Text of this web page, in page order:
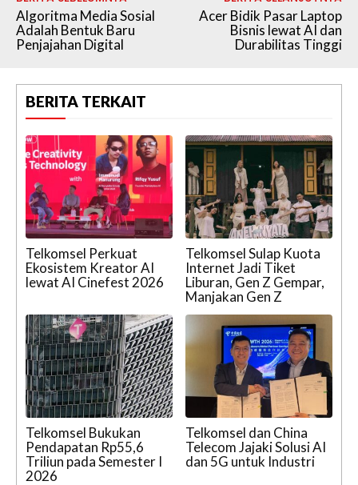
Algoritma Media Sosial
Adalah Bentuk Baru
Penjajahan Digital
Acer Bidik Pasar Laptop
Bisnis lewat AI dan
Durabilitas Tinggi
BERITA TERKAIT
Telkomsel Perkuat
Ekosistem Kreator AI
lewat AI Cinefest 2026
Telkomsel Sulap Kuota
Internet Jadi Tiket
Liburan, Gen Z Gempar,
Manjakan Gen Z
Telkomsel Bukukan
Pendapatan Rp55,6
Triliun pada Semester I
2026
Telkomsel dan China
Telecom Jajaki Solusi AI
dan 5G untuk Industri